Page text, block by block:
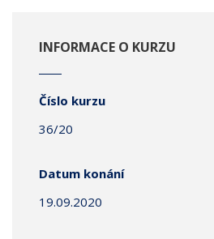
INFORMACE O KURZU
Číslo kurzu
36/20
Datum konání
19.09.2020